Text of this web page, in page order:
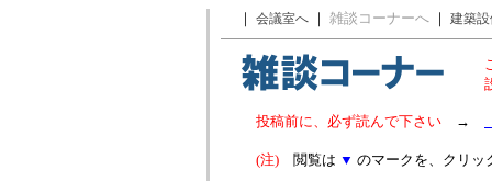
｜ 会議室へ ｜ 雑談コーナーへ ｜ 建築
投稿前に、必ず読んで下さい →
(注) 閲覧は ▼ のマークを、クリッ